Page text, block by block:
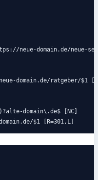
neue-domain.de/neue-
domain.de/ratgeber/$1
domain\.de$ [NC]
$1 [R=301,L]